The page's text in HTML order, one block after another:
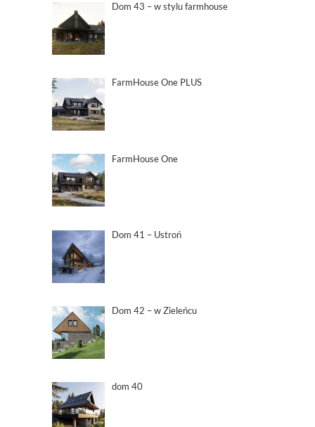
Dom 43 – w stylu farmhouse
FarmHouse One PLUS
FarmHouse One
Dom 41 – Ustroń
Dom 42 – w Zieleńcu
dom 40